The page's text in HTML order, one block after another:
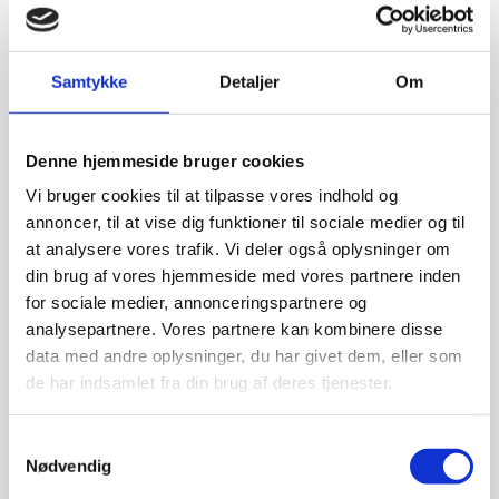
Samtykke Detaljer Om
Denne hjemmeside bruger cookies
Vi bruger cookies til at tilpasse vores indhold og
annoncer, til at vise dig funktioner til sociale medier og til
at analysere vores trafik. Vi deler også oplysninger om
din brug af vores hjemmeside med vores partnere inden
for sociale medier, annonceringspartnere og
analysepartnere. Vores partnere kan kombinere disse
data med andre oplysninger, du har givet dem, eller som
de har indsamlet fra din brug af deres tjenester.
Nødvendig
Relaterede varer
Brødkurv Oval, Hendi
Brødkurv oval fra Hendi Flere
størrelser og farver
Fra 44,00 DKK
Dette
vare
har
flere
varianter.
Vi prismatcher
Fletkurv i grå, Hendi
Fletkurv i grå fra Hendi 5
størrelser haves
Fra 27,00DKK
Dette
vare
kan
vælges
Vi prismatcher